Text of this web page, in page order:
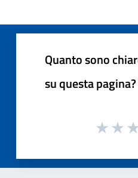
Quanto sono
su questa pagina?